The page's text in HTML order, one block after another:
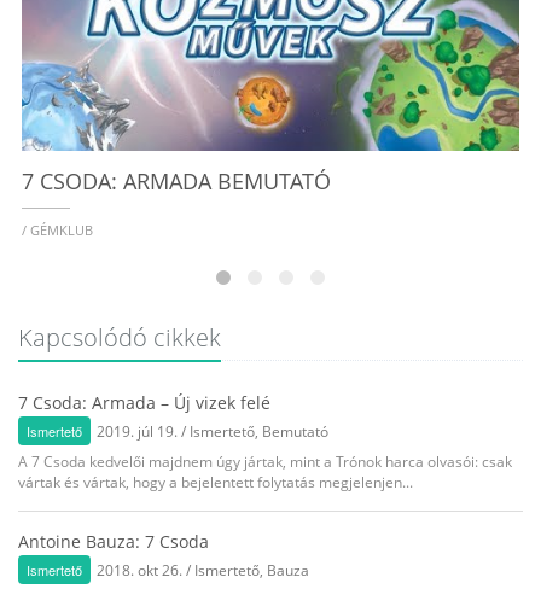
7 CSODA: ARMADA BEMUTATÓ
/ GÉMKLUB
Kapcsolódó cikkek
7 Csoda: Armada – Új vizek felé
Ismertető 2019. júl 19. / Ismertető, Bemutató
A 7 Csoda kedvelői majdnem úgy jártak, mint a Trónok harca olvasói: csak
vártak és vártak, hogy a bejelentett folytatás megjelenjen...
Antoine Bauza: 7 Csoda
Ismertető 2018. okt 26. / Ismertető, Bauza